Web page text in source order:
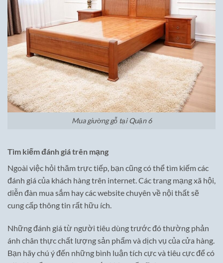
Mua giường gỗ tại Quận 6
Tìm kiếm đánh giá trên mạng
Ngoài việc hỏi thăm trực tiếp, bạn cũng có thể tìm kiếm các
đánh giá của khách hàng trên internet. Các trang mạng xã hội,
diễn đàn mua sắm hay các website chuyên về nội thất sẽ
cung cấp thông tin rất hữu ích.
Những đánh giá từ người tiêu dùng trước đó thường phản
ánh chân thực chất lượng sản phẩm và dịch vụ của cửa hàng.
Bạn hãy chú ý đến những bình luận tích cực và tiêu cực để có